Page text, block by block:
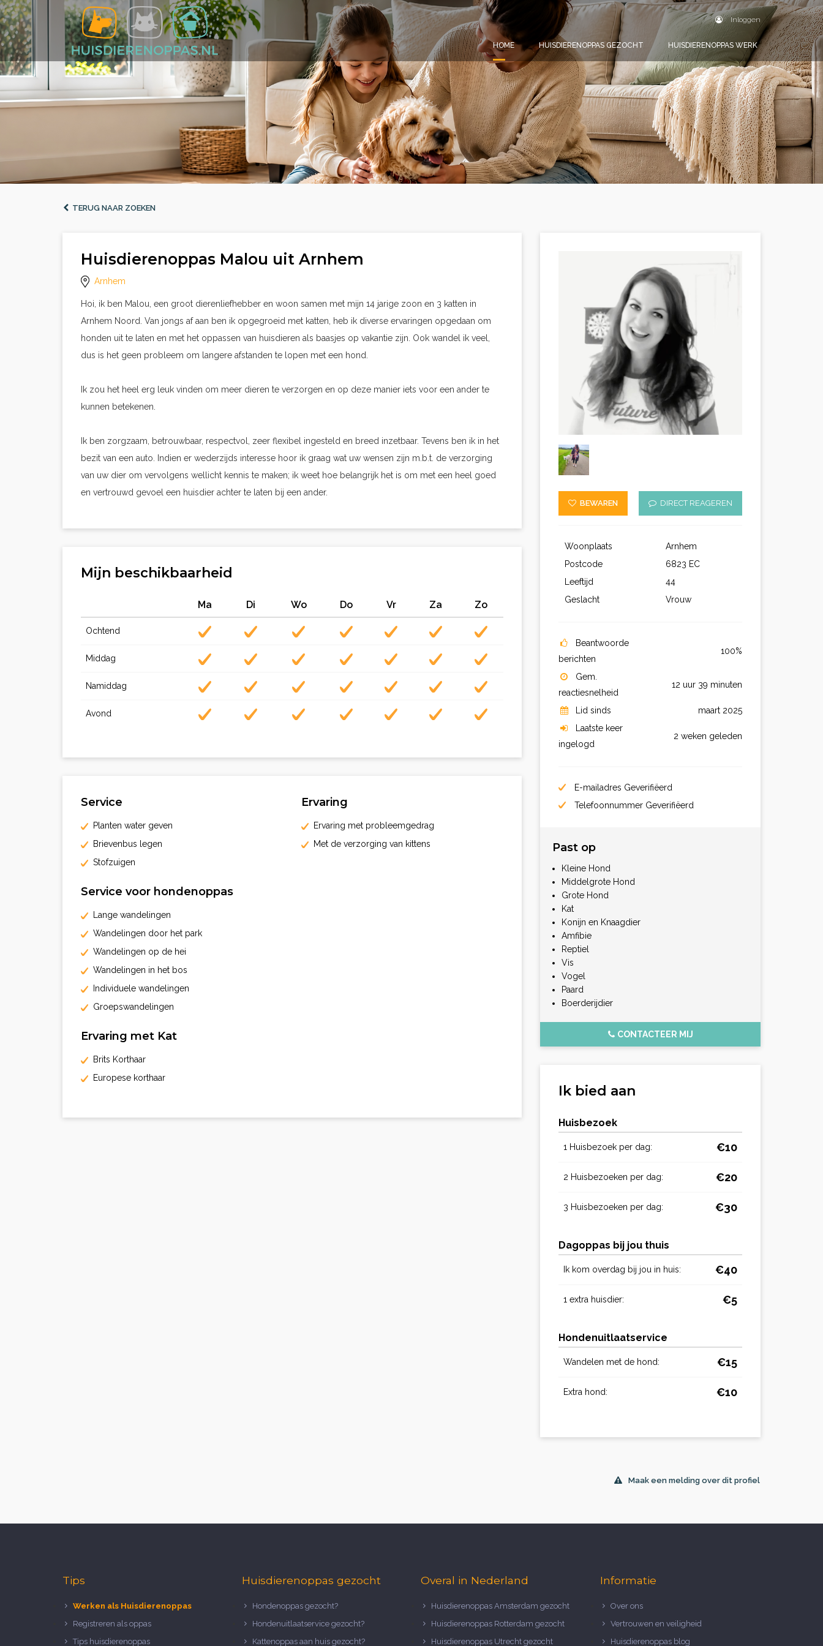
Inloggen
HOME HUISDIERENOPPAS GEZOCHT HUISDIERENOPPAS WERK
TERUG NAAR ZOEKEN
Huisdierenoppas Malou uit Arnhem
Arnhem
Hoi, ik ben Malou, een groot dierenliefhebber en woon samen met mijn 14 jarige zoon en 3 katten in
Arnhem Noord. Van jongs af aan ben ik opgegroeid met katten, heb ik diverse ervaringen opgedaan om
honden uit te laten en met het oppassen van huisdieren als baasjes op vakantie zijn. Ook wandel ik veel,
dus is het geen probleem om langere afstanden te lopen met een hond.
Ik zou het heel erg leuk vinden om meer dieren te verzorgen en op deze manier iets voor een ander te
kunnen betekenen.
Ik ben zorgzaam, betrouwbaar, respectvol, zeer flexibel ingesteld en breed inzetbaar. Tevens ben ik in het
bezit van een auto. Indien er wederzijds interesse hoor ik graag wat uw wensen zijn m.b.t. de verzorging
van uw dier om vervolgens wellicht kennis te maken; ik weet hoe belangrijk het is om met een heel goed
en vertrouwd gevoel een huisdier achter te laten bij een ander.
Mijn beschikbaarheid
Ma Di Wo Do Vr Za Zo
Ochtend
Middag
Namiddag
Avond
Service
Planten water geven
Brievenbus legen
Stofzuigen
Ervaring
Ervaring met probleemgedrag
Met de verzorging van kittens
Service voor hondenoppas
Lange wandelingen
Wandelingen door het park
Wandelingen op de hei
Wandelingen in het bos
Individuele wandelingen
Groepswandelingen
Ervaring met Kat
Brits Korthaar
Europese korthaar
BEWAREN DIRECT REAGEREN
Woonplaats
Arnhem
Postcode
6823 EC
Leeftijd
44
Geslacht
Vrouw
Beantwoorde
berichten
100%
Gem.
reactiesnelheid
12 uur 39 minuten
Lid sinds
maart 2025
Laatste keer
ingelogd
2 weken geleden
E-mailadres Geverifiëerd
Telefoonnummer Geverifiëerd
Past op
Kleine Hond
Middelgrote Hond
Grote Hond
Kat
Konijn en Knaagdier
Amfibie
Reptiel
Vis
Vogel
Paard
Boerderijdier
CONTACTEER MIJ
Ik bied aan
Huisbezoek
1 Huisbezoek per dag: €10
2 Huisbezoeken per dag: €20
3 Huisbezoeken per dag: €30
Dagoppas bij jou thuis
Ik kom overdag bij jou in huis: €40
1 extra huisdier: €5
Hondenuitlaatservice
Wandelen met de hond: €15
Extra hond: €10
Maak een melding over dit profiel
Tips
Werken als Huisdierenoppas
Registreren als oppas
Tips huisdierenoppas
Huisdierenoppas gezocht
Hondenoppas gezocht?
Hondenuitlaatservice gezocht?
Kattenoppas aan huis gezocht?
Overal in Nederland
Huisdierenoppas Amsterdam gezocht
Huisdierenoppas Rotterdam gezocht
Huisdierenoppas Utrecht gezocht
Informatie
Over ons
Vertrouwen en veiligheid
Huisdierenoppas blog